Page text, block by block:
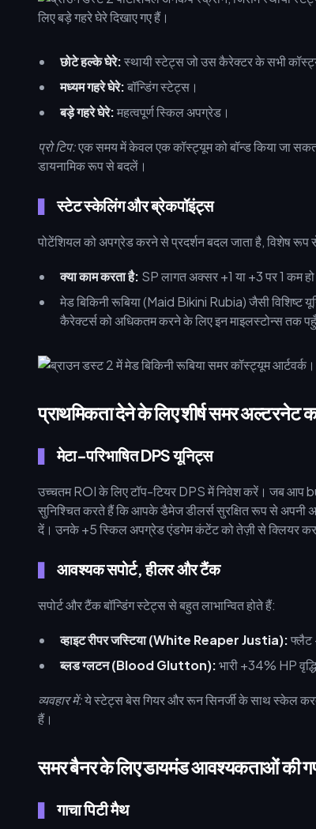
छोटे हल्के घेरे:स्थायी स्टेट्स जो उस कैरेक्टर के सभी
मध्यम गहरे घेरे:बॉन्डिंग स्टेट्स।
बड़े गहरे घेरे:महत्वपूर्ण स्किल अपग्रेड।
प्रो टिप:एक समय में केवल एक कॉस्ट्यूम को बॉन्ड किया जा
डायनामिक रूप से बदलें।
स्टेट स्केलिंग और ब्रेकपॉइंट्स
पोटेंशियल को अपग्रेड करने से प्रदर्शन बदल जाता है, विशेष रूप
क्या काम करता है: SP लागत अक्सर +1 या +3 पर 1 कम
मेड बिकिनी रूबिया (Maid Bikini Rubia) जैसी
कैरेक्टर्स को अधिकतम करने के लिए इन माइलस्टोन्स तक
प्राथमिकता देने के लिए शीर्ष समर अल्टरनेट
मेटा-परिभाषित DPS यूनिट्स
उच्चतम ROI के लिए टॉप-टियर DPS में निवेश करें। जब आप
सुनिश्चित करते हैं कि आपके डैमेज डीलर्स सुरक्षित रूप से अपनी
दें। उनके +5 स्किल अपग्रेड एंडगेम कंटेंट को तेज़ी से क्लियर
आवश्यक सपोर्ट, हीलर और टैंक
सपोर्ट और टैंक बॉन्डिंग स्टेट्स से बहुत लाभान्वित होते हैं:
व्हाइट रीपर जस्टिया (White Reaper Justia):फ्लैट
ब्लड ग्लटन (Blood Glutton):भारी +34% HP
व्यवहार में:ये स्टेट्स बेस गियर और रून सिनर्जी के साथ स्केल
हैं।
समर बैनर के लिए डायमंड आवश्यकताओं की
गाचा पिटी मैथ